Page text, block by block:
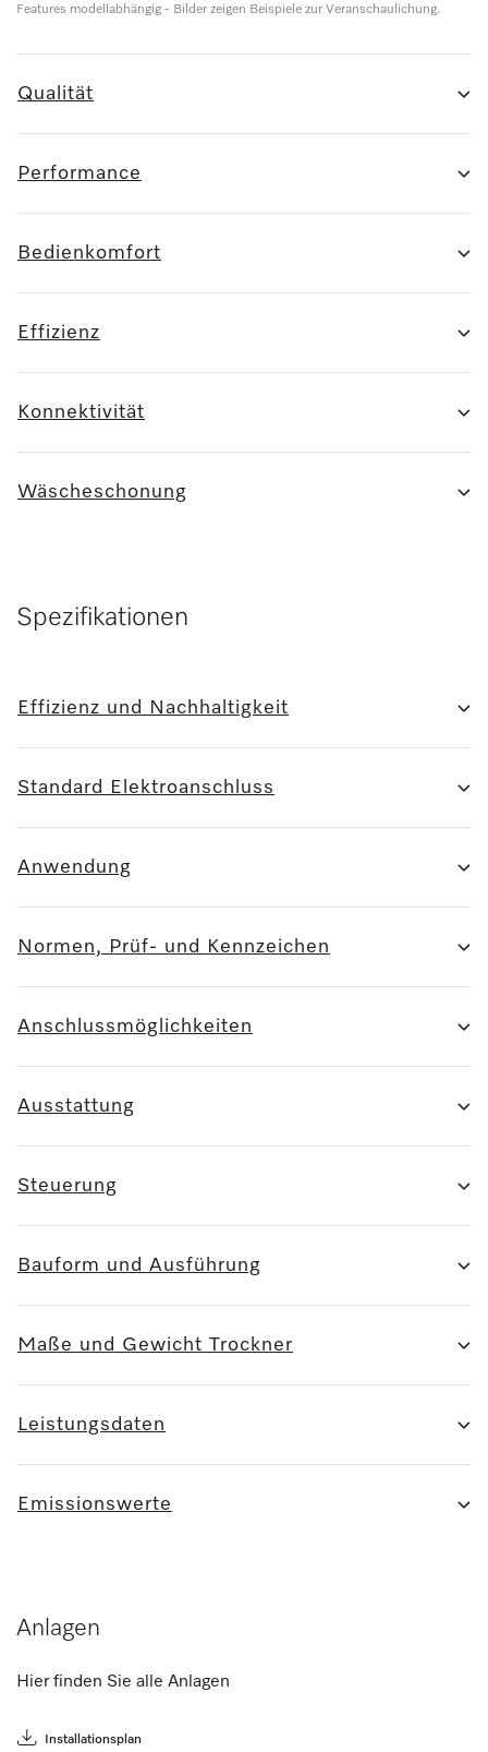
Features modellabhängig - Bilder zeigen Beispiele zur Veranschaulichung.
Qualität
Performance
Bedienkomfort
Effizienz
Konnektivität
Wäscheschonung
Spezifikationen
Effizienz und Nachhaltigkeit
Standard Elektroanschluss
Anwendung
Normen, Prüf- und Kennzeichen
Anschlussmöglichkeiten
Ausstattung
Steuerung
Bauform und Ausführung
Maße und Gewicht Trockner
Leistungsdaten
Emissionswerte
Anlagen
Hier finden Sie alle Anlagen
Installationsplan